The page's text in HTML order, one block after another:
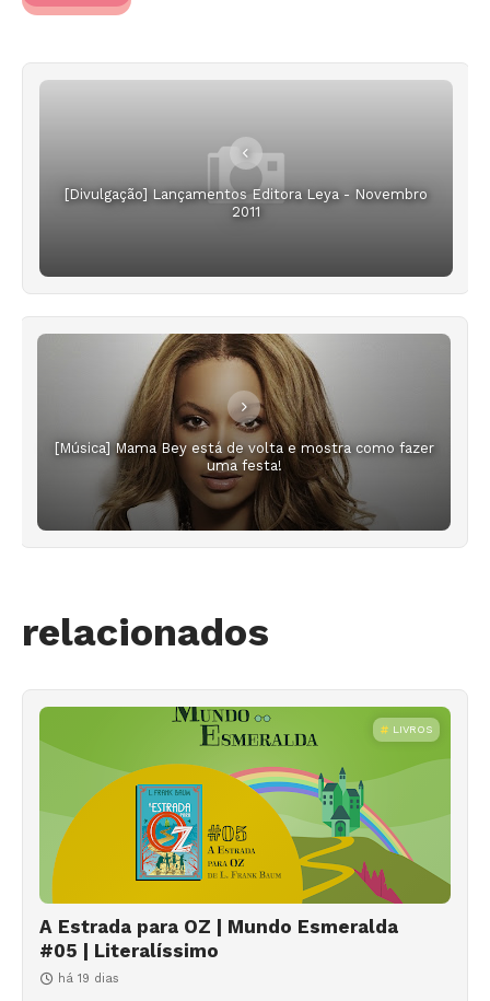
[Divulgação] Lançamentos Editora Leya - Novembro
2011
[Música] Mama Bey está de volta e mostra como fazer
uma festa!
relacionados
LIVROS
A Estrada para OZ | Mundo Esmeralda
#05 | Literalíssimo
há 19 dias